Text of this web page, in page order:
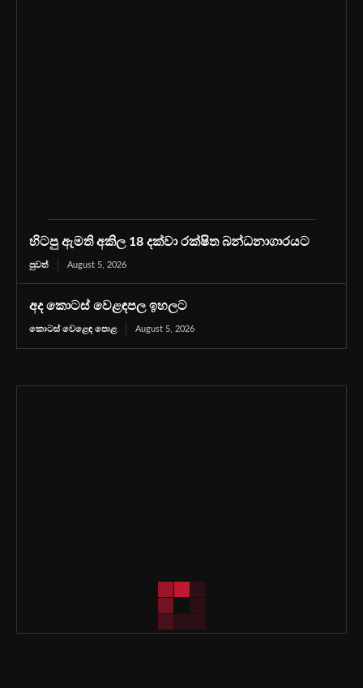
හිටපු ඇමති අකිල 18 දක්වා රක්ෂිත බන්ධනාගාරයට
පුවත් August 5, 2026
අද කොටස් වෙළඳපල ඉහලට
කොටස් වෙළෙඳ පොළ August 5, 2026